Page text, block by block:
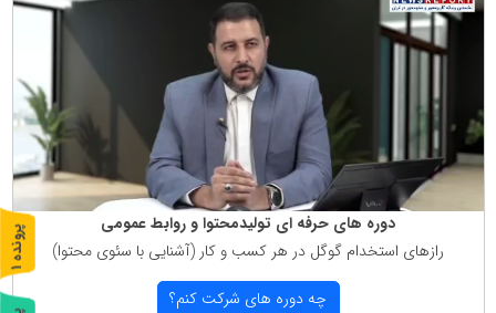
دوره های حرفه ای تولیدمحتوا و روابط عمومی
رازهای استخدام گوگل در هر كسب و كار (آشنایی با سئوی محتوا)
چه دوره های شركت كنم؟
پ
ر
و
ن
د
ه
1